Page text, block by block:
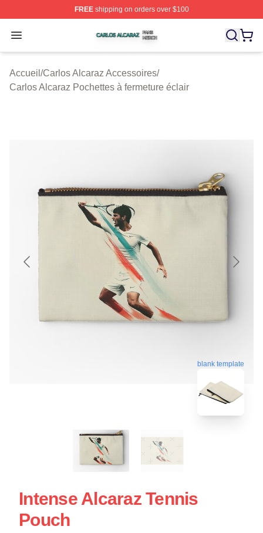
FREEshipping on orders over $100
Open menu
Carlos Alcaraz Shop ⚡️ Officially Licensed Carlos
Accueil /Carlos Alcaraz Accessoires/
Carlos Alcaraz Pochettes à fermeture éclair
blank template
Intense Alcaraz Tennis
Pouch